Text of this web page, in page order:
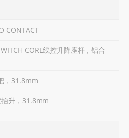
CONTACT
CORE线控升降座杆，铝合
，31.8mm
升，31.8mm